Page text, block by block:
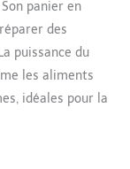
en Côte-
de
dans le
Une grande
pour
panier en
des
puissance du
les aliments
idéales pour la